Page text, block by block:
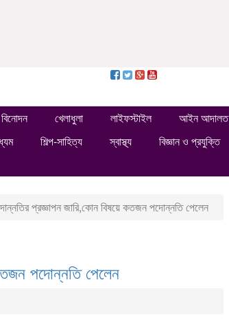
বিনোদন খেলাধুলা লাইফস্টাইল আইন আদালত
শিল্প-সাহিত্য স্বাস্থ্য বিজ্ঞান ও প্রযুক্তি
প্রজ্ঞাপন জারি,কোন বিষয়ে কতজন পদোন্নতি পেলেন
পদোন্নতি পেলেন